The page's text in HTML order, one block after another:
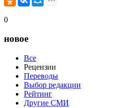
0
новое
Все
Рецензии
Переводы
Выбор редакции
Рейтинг
Другие СМИ